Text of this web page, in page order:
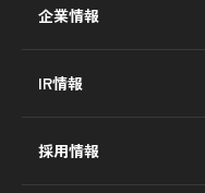
企業情報
IR情報
採用情報